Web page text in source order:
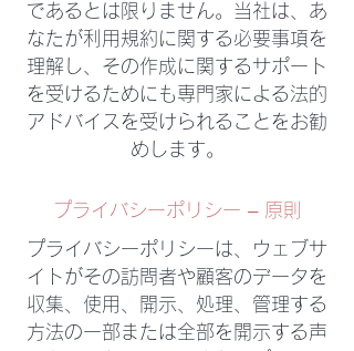
であるとは限りません。当社は、あ
なたが利用規約に関する必要事項を
理解し、その作成に関するサポート
を受けるためにも専門家による法的
アドバイスを受けられることをお勧
めします。
プライバシーポリシー – 原則
プライバシーポリシーは、ウェブサ
イトがその訪問者や顧客のデータを
収集、使用、開示、処理、管理する
方法の一部または全部を開示する声